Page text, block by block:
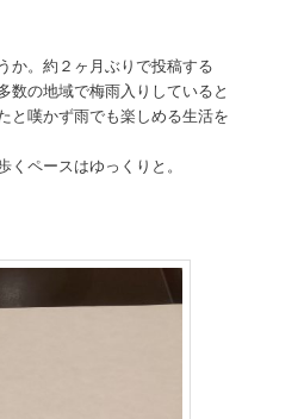
か。約２ヶ月ぶりで投稿する
数の地域で梅雨入りしていると
と嘆かず雨でも楽しめる生活を
ペースはゆっくりと。